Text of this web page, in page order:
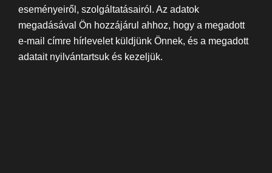
eseményeiről, szolgáltatásairól. Az adatok
megadásával Ön hozzájárul ahhoz, hogy a megadott
e-mail címre hírlevelet küldjünk Önnek, és a megadott
adatait nyilvántartsuk és kezeljük.